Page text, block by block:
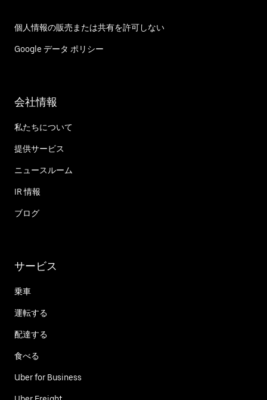
個人情報の販売または共有を許可しない
Google データ ポリシー
会社情報
私たちについて
提供サービス
ニュースルーム
IR 情報
ブログ
サービス
乗車
運転する
配達する
食べる
Uber for Business